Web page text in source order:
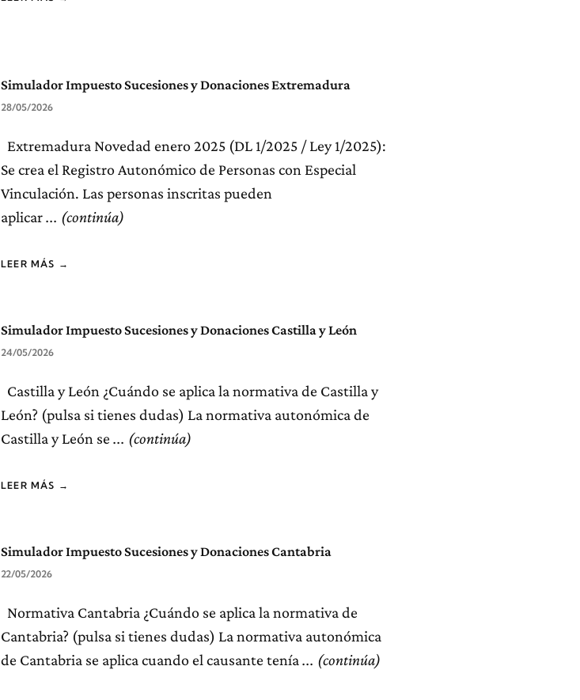
Simulador Impuesto Sucesiones y Donaciones Extremadura
28/05/2026
Extremadura Novedad enero 2025 (DL 1/2025 / Ley 1/2025):
Se crea el Registro Autonómico de Personas con Especial
Vinculación. Las personas inscritas pueden
aplicar
LEER MÁS →
Simulador Impuesto Sucesiones y Donaciones Castilla y León
24/05/2026
Castilla y León ¿Cuándo se aplica la normativa de Castilla y
León? (pulsa si tienes dudas) La normativa autonómica de
Castilla y León se
LEER MÁS →
Simulador Impuesto Sucesiones y Donaciones Cantabria
22/05/2026
Normativa Cantabria ¿Cuándo se aplica la normativa de
Cantabria? (pulsa si tienes dudas) La normativa autonómica
de Cantabria se aplica cuando el causante tenía